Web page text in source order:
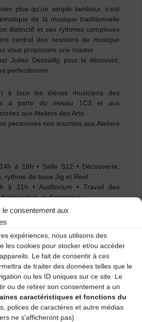
le consentement aux
expériences, nous utilisons des
les cookies pour stocker et/ou accéder
Le fait de consentir à ces
de traiter des données telles que le
ou les ID uniques sur ce site. Le
ou de retirer son consentement a un
caractéristiques et fonctions du
polices de caractères et autre médias
ne s'afficheront pas)
plus qu’un simple tambour, c’est
de la musique traditionnelle
distinctif et ses rythmes complexes
central des sessions de musique
vous proposons une master
Julien Dessailly, pour le découvrir,
perfectionner.
à tous les élèves musiciens des
à partir du niveau 1C3 et aux
aux Ateliers des Arts
personnes non inscrites aux Ateliers
à 18h • Salle S12 • Découverte,
rythme de base Jig et Reel
à 21h • Auditorium • Travail des
et d’entretien.
à 21h• Salle 9 • Perfectionnement
à l’honneur puisque restitution de
réalisés au bodhran dans le cadre
avec Julien Desailly. Puis, la
raisonnera à travers les jigs, les